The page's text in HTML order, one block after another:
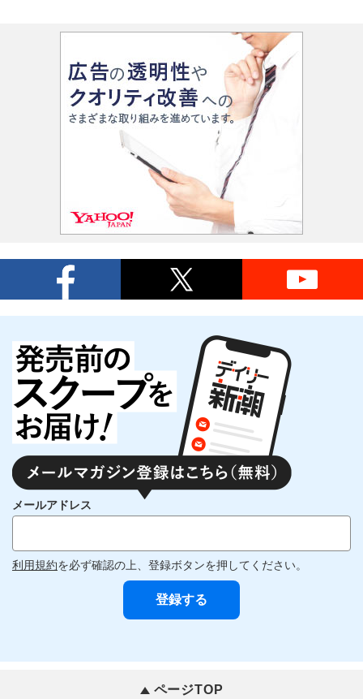
メールアドレス
利用規約を必ず確認の上、登録ボタンを押してください。
ページTOP